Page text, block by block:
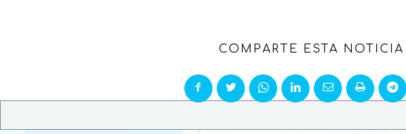
COMPARTE ESTA NOTICIA